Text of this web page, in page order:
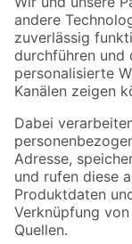
Zur Newsletter
Folge uns
Zahlungsarten